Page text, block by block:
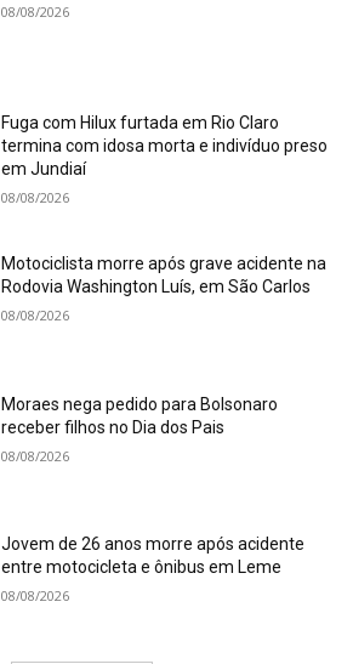
08/08/2026
Fuga com Hilux furtada em Rio Claro
termina com idosa morta e indivíduo preso
em Jundiaí
08/08/2026
Motociclista morre após grave acidente na
Rodovia Washington Luís, em São Carlos
08/08/2026
Moraes nega pedido para Bolsonaro
receber filhos no Dia dos Pais
08/08/2026
Jovem de 26 anos morre após acidente
entre motocicleta e ônibus em Leme
08/08/2026